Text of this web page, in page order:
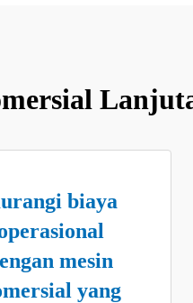
biaya
mesin
yang